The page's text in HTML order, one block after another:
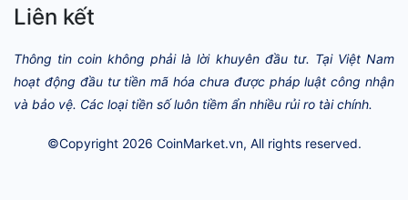
Liên kết
Thông tin coin không phải là lời khuyên đầu tư. Tại Việt Nam
hoạt động đầu tư tiền mã hóa chưa được pháp luật công nhận
và bảo vệ. Các loại tiền số luôn tiềm ẩn nhiều rủi ro tài chính.
©Copyright 2026 CoinMarket.vn, All rights reserved.